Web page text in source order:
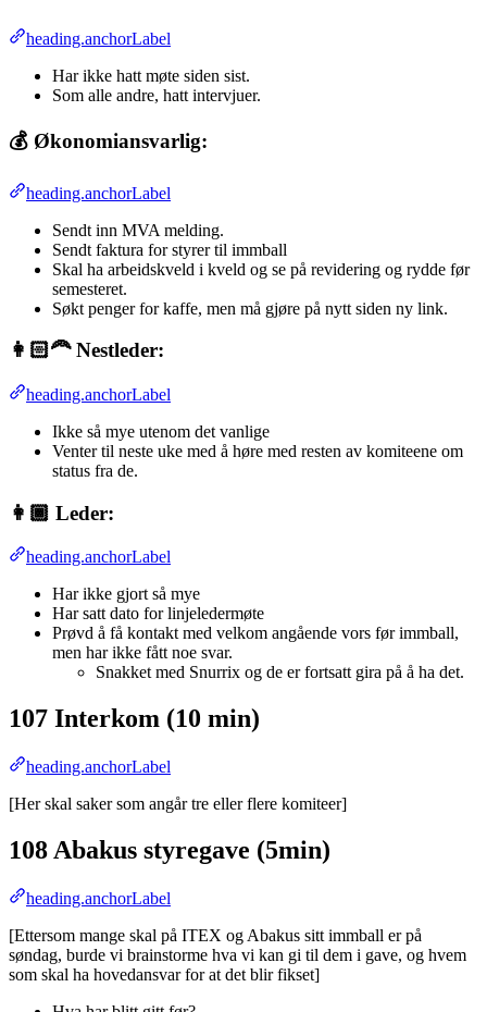
heading.anchorLabel
Har ikke hatt møte siden sist.
Som alle andre, hatt intervjuer.
💰 Økonomiansvarlig:
heading.anchorLabel
Sendt inn MVA melding.
Sendt faktura for styrer til immball
Skal ha arbeidskveld i kveld og se på revidering og rydde før
semesteret.
Søkt penger for kaffe, men må gjøre på nytt siden ny link.
👩🏻‍🦰 Nestleder:
heading.anchorLabel
Ikke så mye utenom det vanlige
Venter til neste uke med å høre med resten av komiteene om
status fra de.
👩🏾 Leder:
heading.anchorLabel
Har ikke gjort så mye
Har satt dato for linjeledermøte
Prøvd å få kontakt med velkom angående vors før immball,
men har ikke fått noe svar.
Snakket med Snurrix og de er fortsatt gira på å ha det.
107 Interkom (10 min)
heading.anchorLabel
[Her skal saker som angår tre eller flere komiteer]
108 Abakus styregave (5min)
heading.anchorLabel
[Ettersom mange skal på ITEX og Abakus sitt immball er på
søndag, burde vi brainstorme hva vi kan gi til dem i gave, og hvem
som skal ha hovedansvar for at det blir fikset]